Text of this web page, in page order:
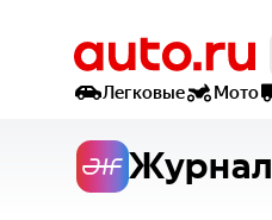
Легковые
Мото
Журнал